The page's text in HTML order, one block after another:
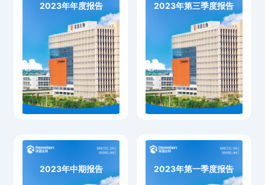
2023年年度报告
2023年年度报告
下载
2023年第三季度报告
2023年第三季度报告
下载
2023年中期报告 2023年第一季度报告